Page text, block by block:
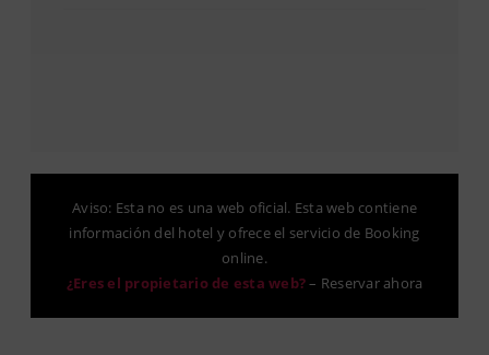
Aviso: Esta no es una web oficial. Esta web contiene
información del hotel y ofrece el servicio de Booking
online.
¿Eres el propietario de esta web?– Reservar ahora